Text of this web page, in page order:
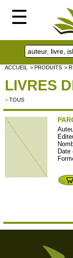
☰
ACCUEIL > PRODUITS >
LIVRES
> TOUS
Date